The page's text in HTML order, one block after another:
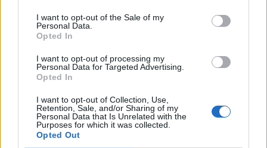
I want to opt-out of the Sale of my
Personal Data.
Opted In
I want to opt-out of processing my
Personal Data for Targeted Advertising.
Opted In
I want to opt-out of Collection, Use,
Retention, Sale, and/or Sharing of my
Personal Data that Is Unrelated with the
Purposes for which it was collected.
Opted Out
Pierrot :Vero
28 Febbraio 2018 alle ore 18:05
·Ti stimo ·Rispondi
Kaira77